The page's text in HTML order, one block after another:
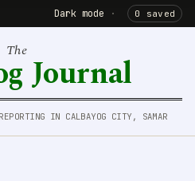
Dark mode · 0 saved
The
Journal
IN CALBAYOG CITY, SAMAR